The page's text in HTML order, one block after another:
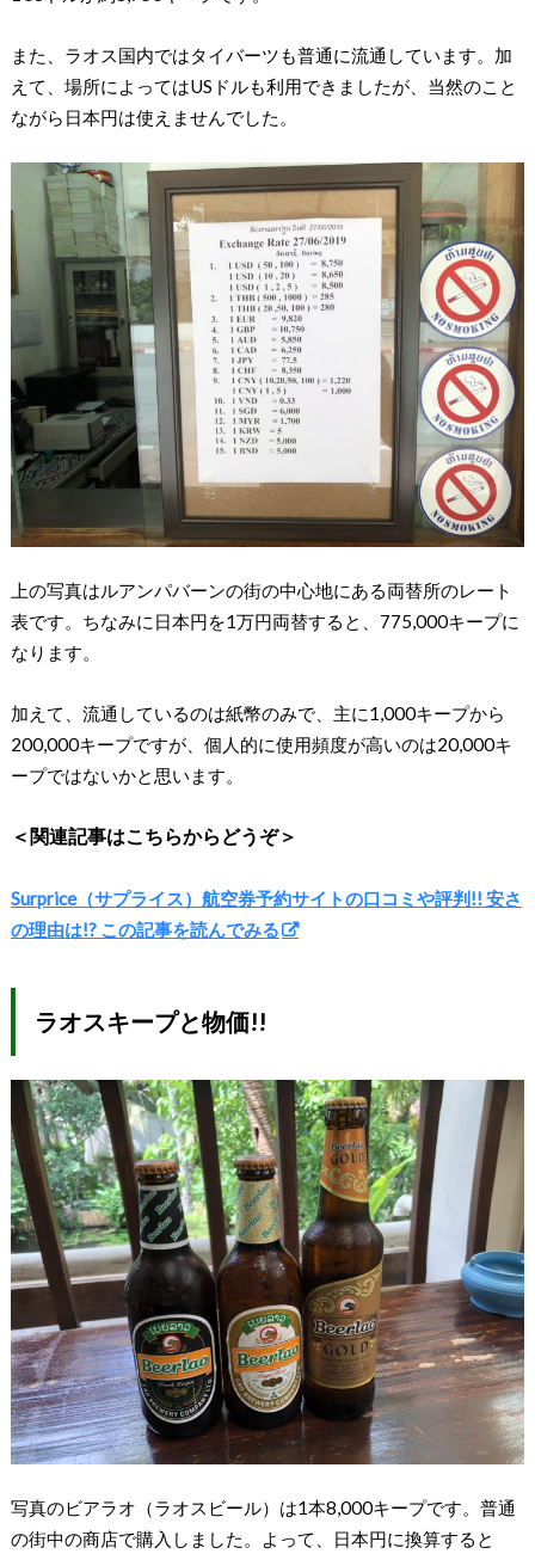
また、ラオス国内ではタイバーツも普通に流通しています。加
えて、場所によってはUSドルも利用できましたが、当然のこと
ながら日本円は使えませんでした。
上の写真はルアンパバーンの街の中心地にある両替所のレート
表です。ちなみに日本円を1万円両替すると、775,000キープに
なります。
加えて、流通しているのは紙幣のみで、主に1,000キープから
200,000キープですが、個人的に使用頻度が高いのは20,000キ
ープではないかと思います。
＜関連記事はこちらからどうぞ＞
Surprice（サプライス）航空券予約サイトの口コミや評判!! 安さ
の理由は!? この記事を読んでみる
ラオスキープと物価!!
写真のビアラオ（ラオスビール）は1本8,000キープです。普通
の街中の商店で購入しました。よって、日本円に換算すると